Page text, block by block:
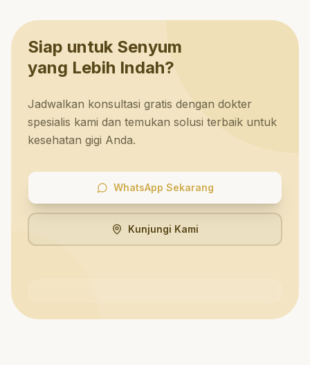
Siap untuk Senyum
yang Lebih Indah?
Jadwalkan konsultasi gratis dengan dokter
spesialis kami dan temukan solusi terbaik untuk
kesehatan gigi Anda.
WhatsApp Sekarang
Kunjungi Kami